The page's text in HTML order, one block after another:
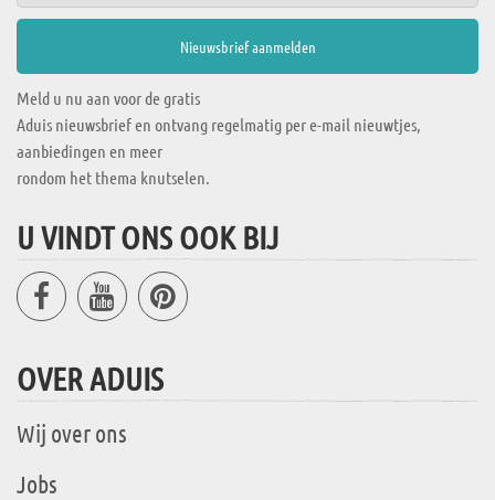
Meld u nu aan voor de gratis
Aduis nieuwsbrief en ontvang regelmatig per e-mail nieuwtjes,
aanbiedingen en meer
rondom het thema knutselen.
U VINDT ONS OOK BIJ
OVER ADUIS
Wij over ons
Jobs